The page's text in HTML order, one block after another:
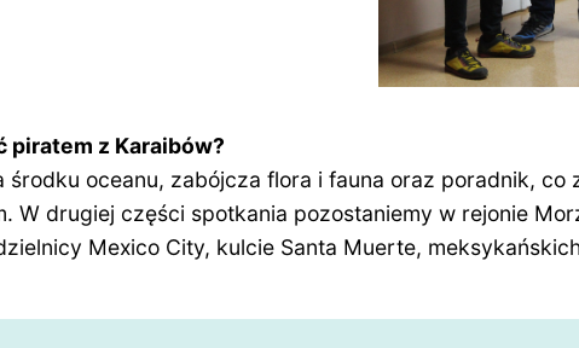
piratem z Karaibów?
środku oceanu, zabójcza flora i fauna oraz poradnik,
W drugiej części spotkania pozostaniemy w rejonie
Mexico City, kulcie Santa Muerte,